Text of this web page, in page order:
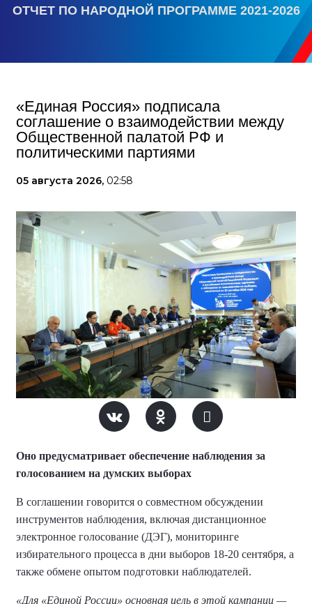
ОТЧЕТ ПО НАРОДНОЙ ПРОГРАММЕ 2021-2026
«Единая Россия» подписала
соглашение о взаимодействии между
Общественной палатой РФ и
политическими партиями
05 августа 2026, 02:58
Оно предусматривает обеспечение наблюдения за
голосованием на думских выборах
В соглашении говорится о совместном обсуждении
инструментов наблюдения, включая дистанционное
электронное голосование (ДЭГ), мониторинге
избирательного процесса в дни выборов 18-20 сентября, а
также обмене опытом подготовки наблюдателей.
«Для «Единой России» основная цель в этой кампании —